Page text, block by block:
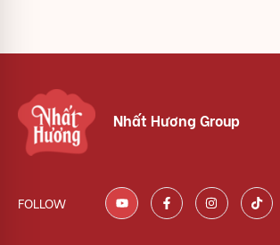
Nhất Hương Group
FOLLOW